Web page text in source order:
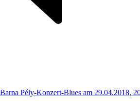
Barna Pély-Konzert-Blues am 29.04.2018,